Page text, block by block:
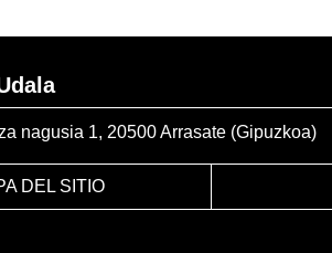
nagusia 1, 20500 Arrasate (Gipuzkoa)
DEL SITIO